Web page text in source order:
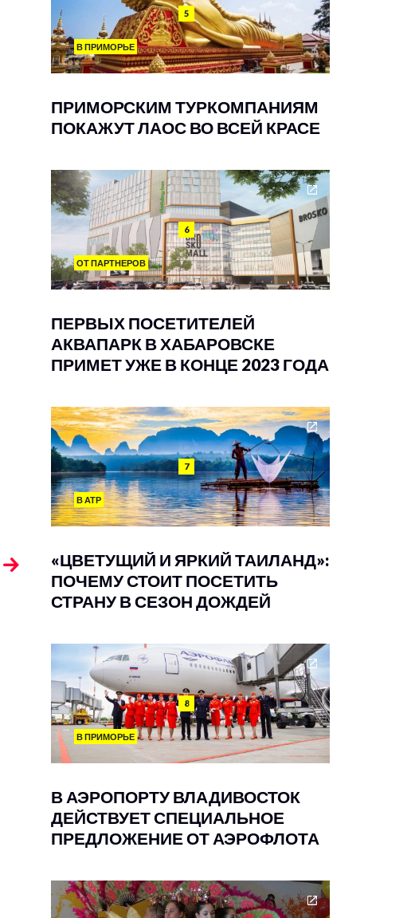
5
В ПРИМОРЬЕ
ПРИМОРСКИМ ТУРКОМПАНИЯМ
ПОКАЖУТ ЛАОС ВО ВСЕЙ КРАСЕ
6
ОТ ПАРТНЕРОВ
ПЕРВЫХ ПОСЕТИТЕЛЕЙ
АКВАПАРК В ХАБАРОВСКЕ
ПРИМЕТ УЖЕ В КОНЦЕ 2023 ГОДА
7
В АТР
«ЦВЕТУЩИЙ И ЯРКИЙ ТАИЛАНД»:
ПОЧЕМУ СТОИТ ПОСЕТИТЬ
СТРАНУ В СЕЗОН ДОЖДЕЙ
8
В ПРИМОРЬЕ
В АЭРОПОРТУ ВЛАДИВОСТОК
ДЕЙСТВУЕТ СПЕЦИАЛЬНОЕ
ПРЕДЛОЖЕНИЕ ОТ АЭРОФЛОТА